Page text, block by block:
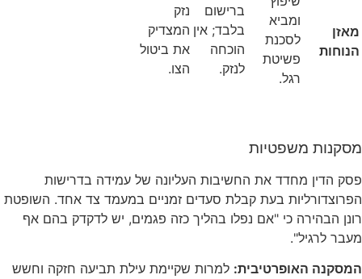
לסכנת
פשיטת
ברישום
בלבד;
הוכחה
לנזק
נזק
המצדיק
את ביטול
הצו.
את החשיבות העליונה של עמידה בדרישות
בעת קבלת סעדים זמניים במעמד צד אחד.השופטת
כי "אם נפלו בהליך כזה פגמים, יש לדקדק בהם אף
.
למרות שקיימת עילת תביעה חזקה וחשש